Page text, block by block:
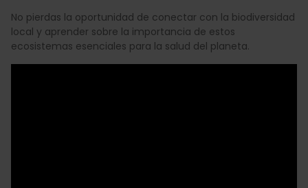
No pierdas la oportunidad de conectar con la biodiversidad
local y aprender sobre la importancia de estos
ecosistemas esenciales para la salud del planeta.